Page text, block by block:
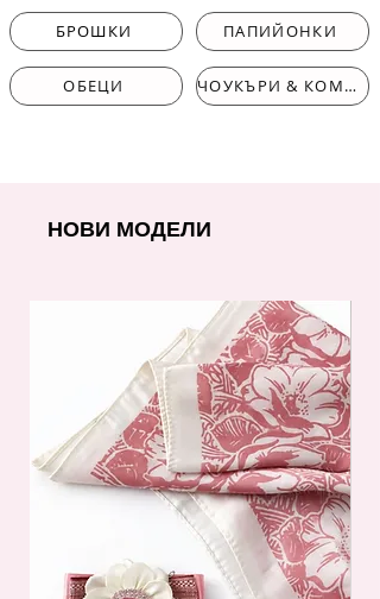
БРОШКИ ПАПИЙОНКИ
ОБЕЦИ ЧОУКЪРИ & КОМПЛЕКТИ
НОВИ МОДЕЛИ